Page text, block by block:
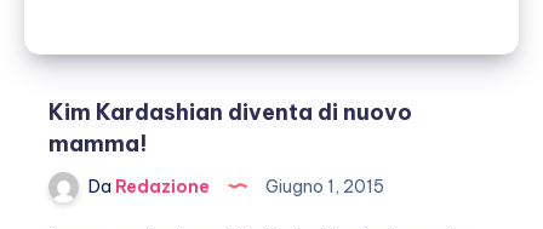
Kim Kardashian diventa di nuovo
mamma!
Da Redazione Giugno 1, 2015